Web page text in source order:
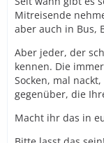
Mitreisende
aber auch in Bus,
Aber jeder, der
kennen. Die
Socken, mal
gegenüber, die
Macht ihr das in